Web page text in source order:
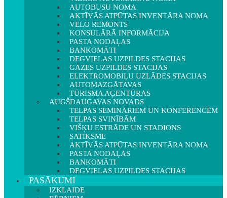
AUTOBUSU NOMA
AKTĪVĀS ATPŪTAS INVENTĀRA NOMA
VELO REMONTS
KONSULĀRĀ INFORMĀCIJA
PASTA NODAĻAS
BANKOMĀTI
DEGVIELAS UZPILDES STACIJAS
GĀZES UZPILDES STACIJAS
ELEKTROMOBIĻU UZLĀDES STACIJAS
AUTOMAZGĀTAVAS
TŪRISMA AĢENTŪRAS
AUGŠDAUGAVAS NOVADS
TELPAS SEMINĀRIEM UN KONFERENCĒM
TELPAS SVINĪBĀM
VIŠĶU ESTRĀDE UN STADIONS
SATIKSME
AKTĪVĀS ATPŪTAS INVENTĀRA NOMA
PASTA NODAĻAS
BANKOMĀTI
DEGVIELAS UZPILDES STACIJAS
PASĀKUMI
IZKLAIDE